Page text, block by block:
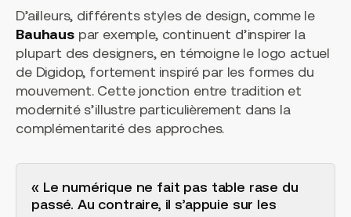
D’ailleurs, différents styles de design, comme le
Bauhauspar exemple, continuent d’inspirer la
plupart des designers, en témoigne le logo actuel
de Digidop, fortement inspiré par les formes du
mouvement. Cette jonction entre tradition et
modernité s’illustre particulièrement dans la
complémentarité des approches.
« Le numérique ne fait pas table rase du
passé. Au contraire, il s’appuie sur les